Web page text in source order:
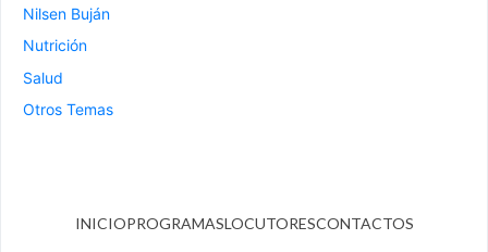
Nilsen Buján
Nutrición
Salud
Otros Temas
INICIOPROGRAMASLOCUTORESCONTACTOS